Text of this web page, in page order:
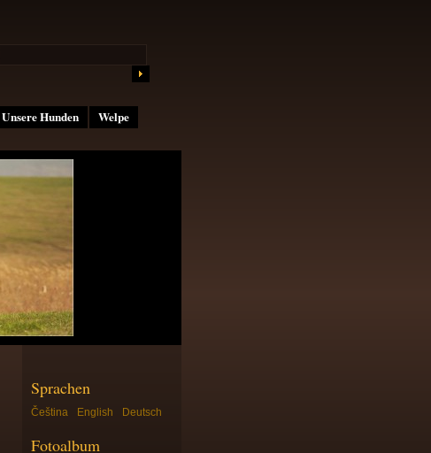
Unsere Hunden
Welpe
Sprachen
Čeština English Deutsch
Fotoalbum